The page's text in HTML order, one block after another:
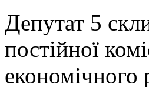
Депутат 5
постійної
економічного